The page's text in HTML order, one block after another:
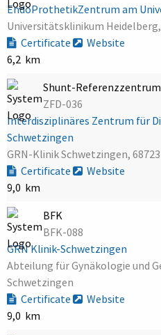
EndoProthetikZentrum am
Universitätsklinikum
Certificate
Website
6,2 km
Shunt-Referenzzentrum
ZFD-036
Interdisziplinäres Zentrum für
Schwetzingen
GRN-Klinik Schwetzingen,
Certificate
Website
9,0 km
BFK
BFK-088
GRN Klinik-Schwetzingen
Abteilung für Gynäkologie und
Schwetzingen
Certificate
Website
9,0 km